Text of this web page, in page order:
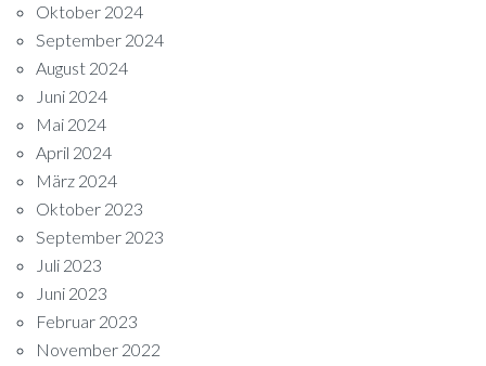
Oktober 2024
September 2024
August 2024
Juni 2024
Mai 2024
April 2024
März 2024
Oktober 2023
September 2023
Juli 2023
Juni 2023
Februar 2023
November 2022